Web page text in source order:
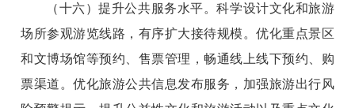
（十六）提升公共服务水平。科学设计文化和旅游
场所参观游览线路，有序扩大接待规模。优化重点景区
和文博场馆等预约、售票管理，畅通线上线下预约、购
票渠道。优化旅游公共信息发布服务，加强旅游出行风